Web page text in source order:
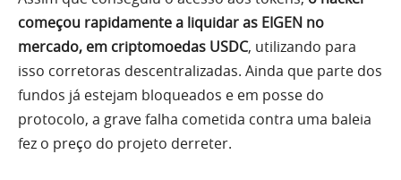
começou rapidamente a liquidar as EIGEN no
mercado, em criptomoedas USDC, utilizando para
isso corretoras descentralizadas. Ainda que parte dos
fundos já estejam bloqueados e em posse do
protocolo, a grave falha cometida contra uma baleia
fez o preço do projeto derreter.